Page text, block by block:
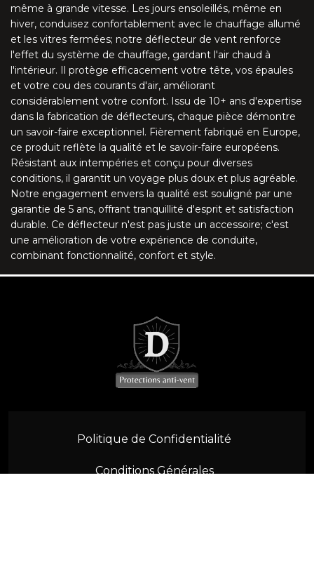
MX5 ND (à partir du 2015)
CLK W208 (1997-2003)
CLK W209 (2003-2010)
E A124 (1991-1997)
E A207 (2010-2017)
SL R107 (1971-1989)
SL R129 (1989-2001)
SLK R171 (2004-2011)
MGB (1962-1980)
MGF/MGTF (1996-2012)
même à grande vitesse. Les jours ensoleillés, même en
hiver, conduisez confortablement avec le chauffage allumé
et les vitres fermées; notre déflecteur de vent renforce
l'effet du système de chauffage, gardant l'air chaud à
l'intérieur. Il protège efficacement votre tête, vos épaules
et votre cou des courants d'air, améliorant
considérablement votre confort. Issu de 10+ ans d'expertise
dans la fabrication de déflecteurs, chaque pièce démontre
un savoir-faire exceptionnel. Fièrement fabriqué en Europe,
ce produit reflète la qualité et le savoir-faire européens.
Résistant aux intempéries et conçu pour diverses
conditions, il garantit un voyage plus doux et plus agréable.
Notre engagement envers la qualité est souligné par une
garantie de 5 ans, offrant tranquillité d'esprit et satisfaction
durable. Ce déflecteur n'est pas juste un accessoire; c'est
une amélioration de votre expérience de conduite,
combinant fonctionnalité, confort et style.
Politique de Confidentialité
Conditions Générales